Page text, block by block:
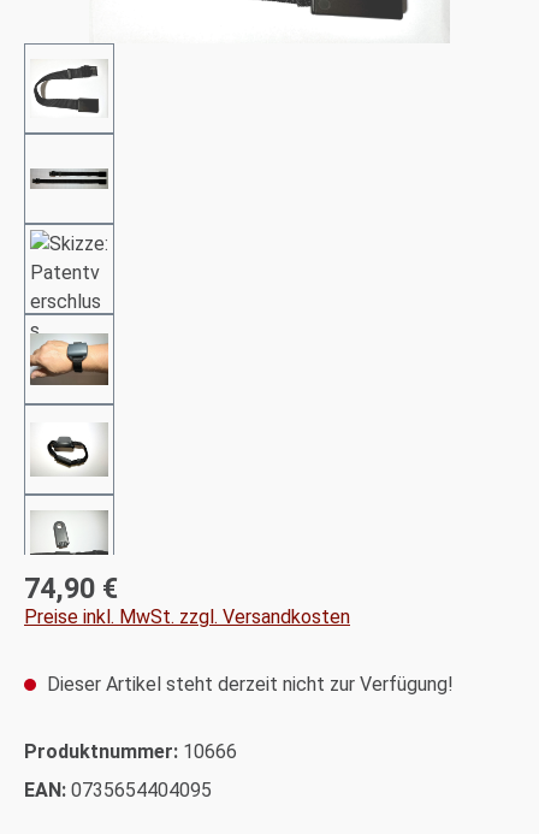
Regulärer Preis:
74,90 €
Preise inkl. MwSt. zzgl. Versandkosten
Dieser Artikel steht derzeit nicht zur Verfügung!
Produktnummer: 10666
EAN: 0735654404095